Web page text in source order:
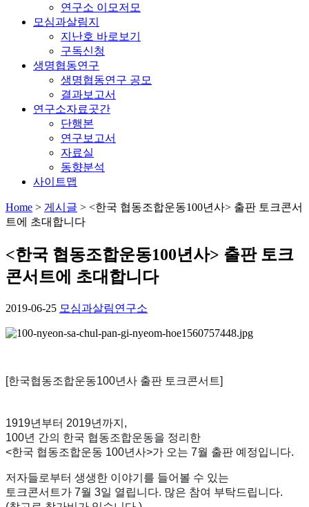
연구소 이모저모
모심과살림지
지난호 바로보기
구독신청
생명협동연구
생명협동연구 공모
결과보고서
연구소자료곳간
단행본
연구보고서
자료실
동향분석
사이트맵
Home > 게시글 > <한국 협동조합운동100년사> 출판 토크콘서
트에 초대합니다
<한국 협동조합운동100년사> 출판 토크
콘서트에 초대합니다
2019-06-25 모심과살림연구소
[한국협동조합운동100년사 출판 토크콘서트]
1919년부터 2019년까지,
100년 간의 한국 협동조합운동을 정리한
<한국 협동조합운동 100년사>가 오는 7월 출판 예정입니다.
저자들로부터 생생한 이야기를 들어볼 수 있는
토크콘서트가 7월 3일 열립니다. 많은 참여 부탁드립니다.